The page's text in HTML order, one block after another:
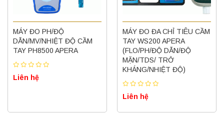
MÁY ĐO PH/ĐỘ
DẪN/MV/NHIỆT ĐỘ CẦM
TAY PH8500 APERA
Liên hệ
MÁY ĐO ĐA CHỈ TIÊU CẦM
TAY WS200 APERA
(FLO/PH/ĐỘ DẪN/ĐỘ
MẶN/TDS/ TRỞ
KHÁNG/NHIỆT ĐỘ)
Liên hệ